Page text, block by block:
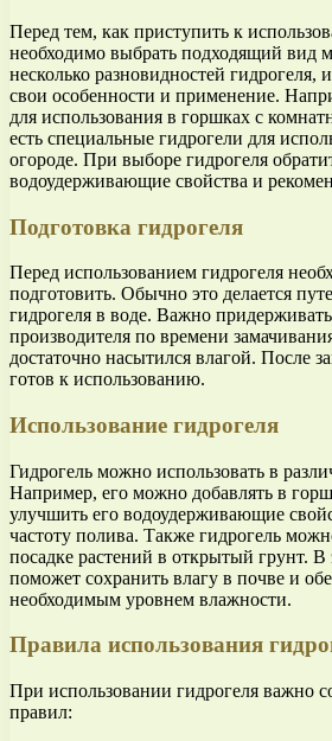
Перед тем, как приступить к
необходимо выбрать подходящий вид
несколько разновидностей гидрогеля,
свои особенности и применение.
для использования в горшках с
есть специальные гидрогели для
огороде. При выборе гидрогеля
водоудерживающие свойства и
Подготовка гидрогеля
Перед использованием гидрогеля
подготовить. Обычно это делается
гидрогеля в воде. Важно
производителя по времени
достаточно насытился влагой. После
готов к использованию.
Использование гидрогеля
Гидрогель можно использовать в
Например, его можно добавлять в
улучшить его водоудерживающие
частоту полива. Также гидрогель
посадке растений в открытый грунт. В
поможет сохранить влагу в почве и
необходимым уровнем влажности.
Правила использования
При использовании гидрогеля важно
правил: